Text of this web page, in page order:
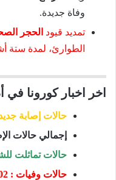
وفاة جديدة.
تمديد قيود الحجر
الطوارئ، لمدة ستة أشهر
اخر اخبار كورونا في
حالات إصابة
إجمالي حالات الإصابة :
حالات تماثلت للشفاء :
حالات وفيات :